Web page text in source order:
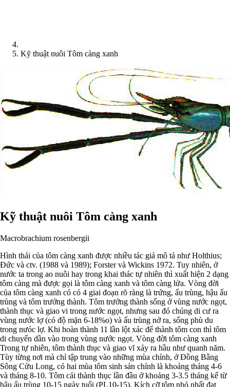
Kỹ thuật nuôi Tôm càng xanh
Kỹ thuật nuôi Tôm càng xanh
Macrobrachium rosenbergii
Hình thái của tôm càng xanh được nhiều tác giả mô tả như Holthius;
Đức và ctv. (1988 và 1989); Forster và Wickins 1972. Tuy nhiên, ở
nước ta trong ao nuôi hay trong khai thác tự nhiên thì xuất hiện 2 dạng
tôm càng mà được gọi là tôm càng xanh và tôm càng lửa. Vòng đời
của tôm càng xanh có có 4 giai đoạn rõ ràng là trứng, ấu trùng, hậu ấu
trùng và tôm trưởng thành. Tôm trưởng thành sống ở vùng nước ngọt,
thành thục và giao vi trong nước ngọt, nhưng sau đó chúng di cư ra
vùng nước lợ (có độ mặn 6-18%o) và ấu trùng nở ra, sống phù du
trong nưóc lợ. Khi hoàn thành 11 lần lột xác để thành tôm con thì tôm
di chuyển dần vào trong vùng nước ngọt. Vòng đời tôm càng xanh
Trong tự nhiên, tôm thành thục và giao vĩ xảy ra hầu như quanh năm.
Tùy từng nơi mà chỉ tập trung vào những mùa chính, ở Đồng Bằng
Sông Cửu Long, có hai mùa tôm sinh sản chính là khoảng tháng 4-6
và tháng 8-10. Tôm cái thành thục lần đầu ở khoảng 3-3.5 tháng kể từ
hậu ấu trùng 10-15 ngày tuổi (PL10-15). Kích cỡ tôm nhỏ nhất đạt